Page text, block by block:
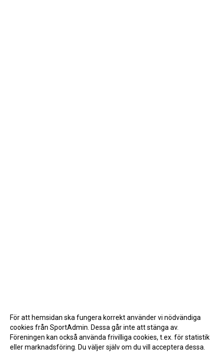
För att hemsidan ska fungera korrekt använder vi nödvändiga
cookies från SportAdmin. Dessa går inte att stänga av.
Föreningen kan också använda frivilliga cookies, t.ex. för statistik
eller marknadsföring. Du väljer själv om du vill acceptera dessa.